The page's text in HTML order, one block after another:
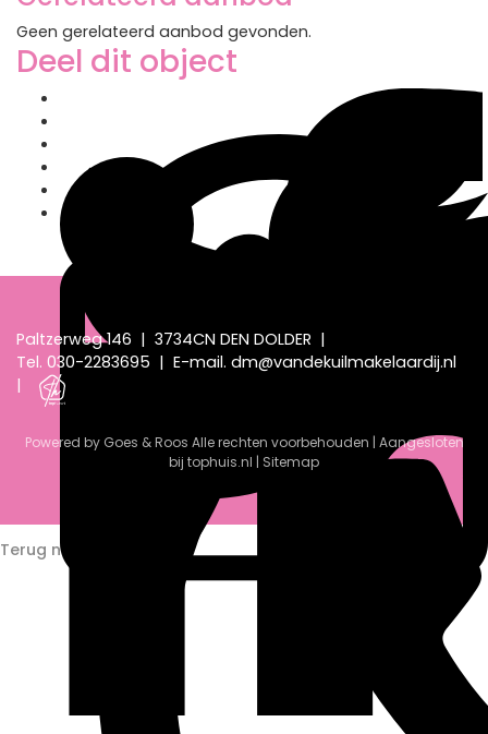
Geen gerelateerd aanbod gevonden.
Deel dit object
Paltzerweg 146 | 3734CN DEN DOLDER |
Tel. 030-2283695 | E-mail. dm@vandekuilmakelaardij.nl
|
Powered by Goes & Roos Alle rechten voorbehouden | Aangesloten
bij tophuis.nl | Sitemap